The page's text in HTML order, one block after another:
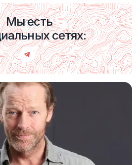
Мы есть
сетях: